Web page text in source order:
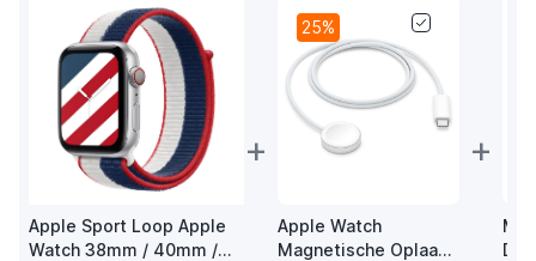
Apple Sport Loop Apple
Watch 38mm / 40mm /
+
25%
Apple Watch
Magnetische Oplaad
+